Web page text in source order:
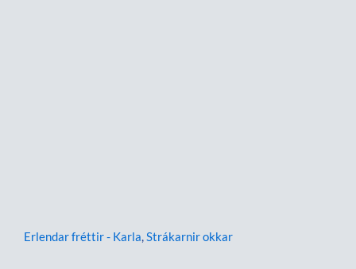
Erlendar fréttir - Karla,Strákarnir okkar